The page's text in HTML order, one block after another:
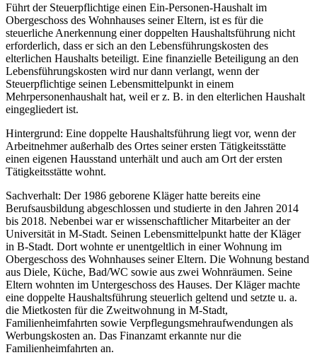
Führt der Steuerpflichtige einen Ein-Personen-Haushalt im
Obergeschoss des Wohnhauses seiner Eltern, ist es für die
steuerliche Anerkennung einer doppelten Haushaltsführung nicht
erforderlich, dass er sich an den Lebensführungskosten des
elterlichen Haushalts beteiligt. Eine finanzielle Beteiligung an den
Lebensführungskosten wird nur dann verlangt, wenn der
Steuerpflichtige seinen Lebensmittelpunkt in einem
Mehrpersonenhaushalt hat, weil er z. B. in den elterlichen Haushalt
eingegliedert ist.
Hintergrund: Eine doppelte Haushaltsführung liegt vor, wenn der
Arbeitnehmer außerhalb des Ortes seiner ersten Tätigkeitsstätte
einen eigenen Hausstand unterhält und auch am Ort der ersten
Tätigkeitsstätte wohnt.
Sachverhalt: Der 1986 geborene Kläger hatte bereits eine
Berufsausbildung abgeschlossen und studierte in den Jahren 2014
bis 2018. Nebenbei war er wissenschaftlicher Mitarbeiter an der
Universität in M-Stadt. Seinen Lebensmittelpunkt hatte der Kläger
in B-Stadt. Dort wohnte er unentgeltlich in einer Wohnung im
Obergeschoss des Wohnhauses seiner Eltern. Die Wohnung bestand
aus Diele, Küche, Bad/WC sowie aus zwei Wohnräumen. Seine
Eltern wohnten im Untergeschoss des Hauses. Der Kläger machte
eine doppelte Haushaltsführung steuerlich geltend und setzte u. a.
die Mietkosten für die Zweitwohnung in M-Stadt,
Familienheimfahrten sowie Verpflegungsmehraufwendungen als
Werbungskosten an. Das Finanzamt erkannte nur die
Familienheimfahrten an.